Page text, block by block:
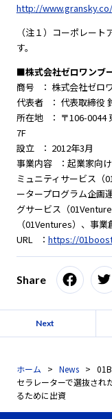
http://www.gransky.co/
（注１）コーポレー
す。
■株式会社ゼロワンブ
商号 ： 株式会社ゼロ
代表者 ： 代表取締役
所在地 ： 〒106-0044
7F
設立 ： 2012年3月
事業内容 ：起業家向
ミュニティサービス（
ータープログラム企画
グサービス（
（01Ventures）、事
URL ： https://
Share
Next
ホーム News
セラレーターで選抜され
るために出資